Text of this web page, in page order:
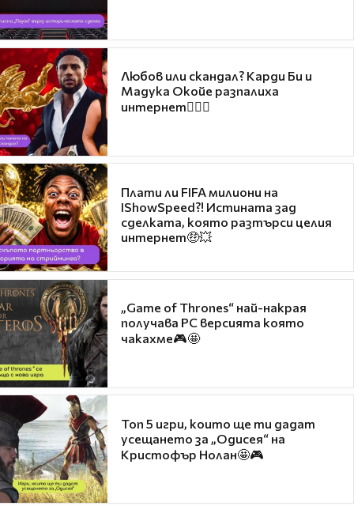
Любов или скандал? Карди Би и
Мадука Окойе разпалиха
интернет❤️‍🔥🔥
Плати ли FIFA милиони на
IShowSpeed?! Истината зад
сделката, която разтърси целия
интернет🤑💥
„Game of Thrones“ най-накрая
получава PC версията която
чакахме🎮🤩
Топ 5 игри, които ще ти дадат
усещането за „Одисея“ на
Кристофър Нолан🤩🎮